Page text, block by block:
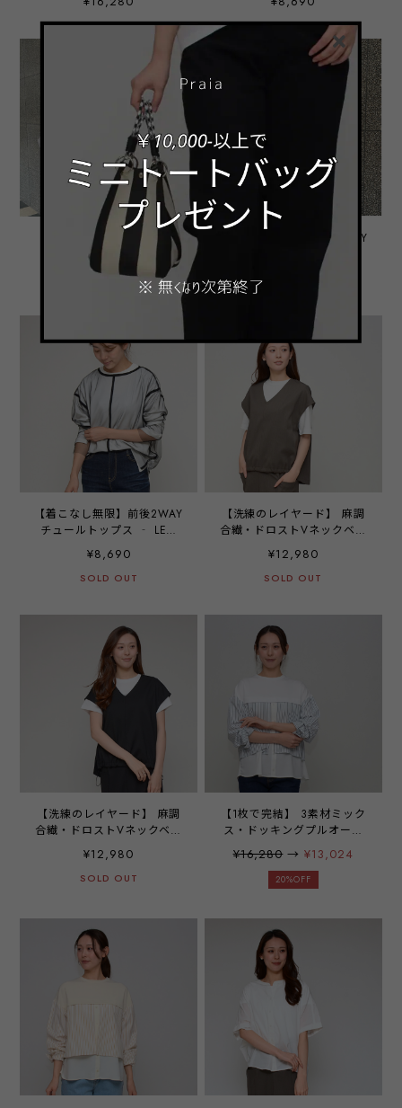
【着こなし無限】前後2WAY
チュールトップス ‐ LER-
25113 ライトグレー ‐
¥8,690
【着こなし無限】前後2WAY
チュールトップス ‐ LER-
25113 ワイン ‐
【着こなし無限】前後2WAY
チュールトップス ‐ LER-
25113 ブラック ‐
¥8,690
SOLD OUT
【洗練のレイヤード】 麻調
合繊・ドロストVネックベス
ト - LEQ-2626 チャコール
‐
¥12,980
SOLD OUT
【洗練のレイヤード】 麻調
合繊・ドロストVネックベス
ト - LEQ-2626 ブラック ‐
¥12,980
SOLD OUT
【1枚で完結】 3素材ミック
ス・ドッキングプルオーバ
ー - LER-2625 オフ ‐
¥16,280→¥13,024
20%OFF